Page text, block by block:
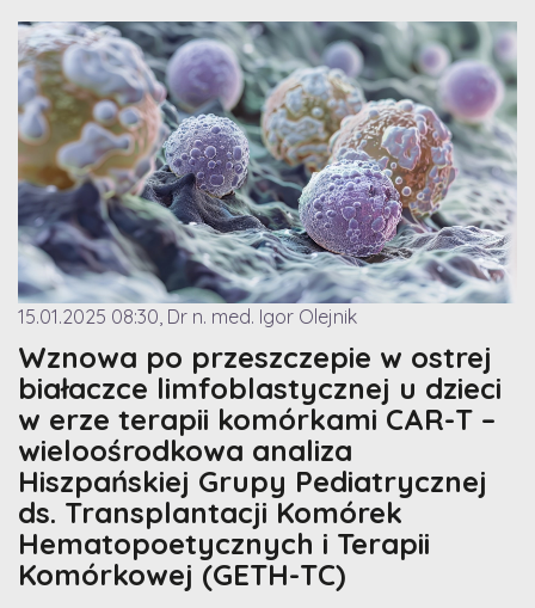
15.01.2025 08:30, Dr n. med. Igor Olejnik
Wznowa po przeszczepie w ostrej
białaczce limfoblastycznej u dzieci
w erze terapii komórkami CAR-T –
wieloośrodkowa analiza
Hiszpańskiej Grupy Pediatrycznej
ds. Transplantacji Komórek
Hematopoetycznych i Terapii
Komórkowej (GETH-TC)